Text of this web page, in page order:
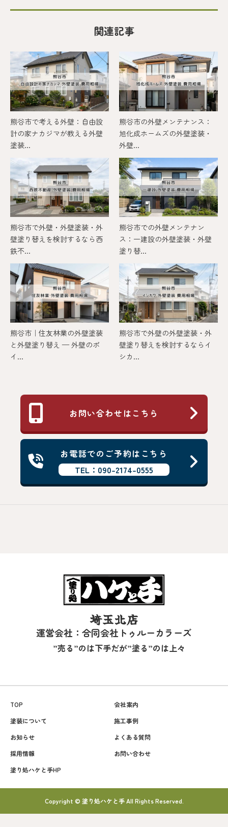
関連記事
熊谷市で考える外壁：自由設
計の家ナカジマが教える外壁
塗装...
熊谷市の外壁メンテナンス：
旭化成ホームズの外壁塗装・
外壁...
熊谷市で外壁・外壁塗装・外
壁塗り替えを検討するなら西
鉄不...
熊谷市での外壁メンテナン
ス：一建設の外壁塗装・外壁
塗り替...
熊谷市｜住友林業の外壁塗装
と外壁塗り替え — 外壁のポ
イ...
熊谷市で外壁の外壁塗装・外
壁塗り替えを検討するならイ
シカ...
お問い合わせはこちら
お電話でのご予約はこちら
TEL：090-2174-0555
埼玉北店
運営会社：合同会社トゥルーカラーズ
”売る”のは下手だが”塗る”のは上々
TOP
会社案内
塗装について
施工事例
お知らせ
よくある質問
採用情報
お問い合わせ
塗り処ハケと手HP
Copyright © 塗り処ハケと手 All Rights Reserved.